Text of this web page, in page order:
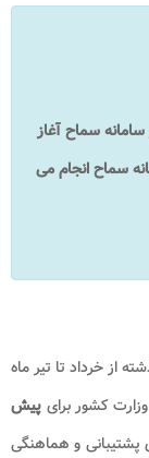
روز سه شنبه 9 تیرماه در سامانه سماح آغاز
سماح انجام می
از خرداد تا تیر ماه
کشور برای پیش
پشتیبانی و هماهنگی